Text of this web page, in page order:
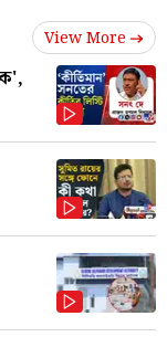
View More